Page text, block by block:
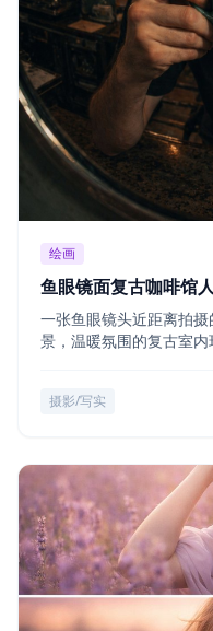
绘画
鱼眼镜面复古咖啡馆
一张鱼眼镜头近距离拍
景，温暖氛围的复古室内
摄影/写实